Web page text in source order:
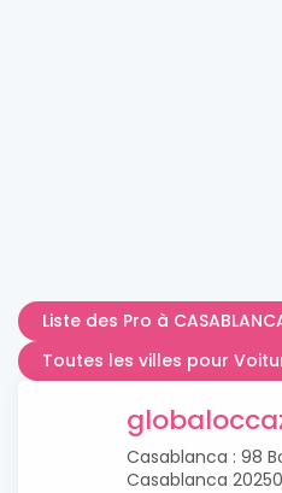
Liste des Pro à
Toutes les villes pour
Casablanca : 98
Casablanca 20250